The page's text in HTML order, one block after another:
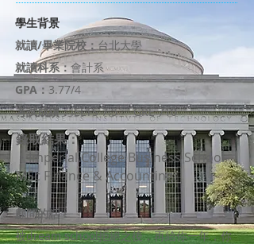
學生背景
就讀/畢業院校：台北大學
就讀科系：會計系
GPA： 3.77/4
考試成績：IELTS 7.5 GRE 710
錄取結果：
・Imperial College Business School-
MSc Finance & Accounting
顧問的話：
被dream school拒絕之後，再給你一年，你